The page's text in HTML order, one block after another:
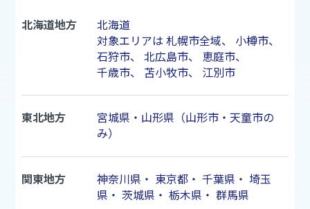
北海道地方
北海道
対象エリアは 札幌市全域、 小樽市、
石狩市、 北広島市、 恵庭市、
千歳市、 苫小牧市、 江別市
東北地方
宮城県・山形県（山形市・天童市の
み）
関東地方 神奈川県 ・ 東京都・ 千葉県 ・ 埼玉
県 ・ 茨城県 ・ 栃木県 ・ 群馬県